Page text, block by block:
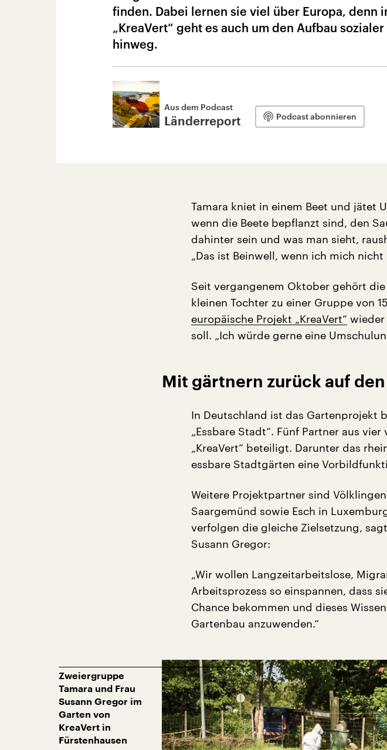
finden. Dabei lernen sie viel über Europa, denn
„KreaVert“ geht es auch um den Aufbau
hinweg.
Aus dem Podcast
Länderreport Podcast abonnieren
Tamara kniet in einem Beet und jätet
wenn die Beete bepflanzt sind, den
dahinter sein und was man sieht,
„Das ist Beinwell, wenn ich mich
Seit vergangenem Oktober gehört
kleinen Tochter zu einer Gruppe von
europäische Projekt „KreaVert“
soll. „Ich würde gerne eine
Mit gärtnern zurück auf
In Deutschland ist das Gartenprojekt
„Essbare Stadt“. Fünf Partner aus
„KreaVert“ beteiligt. Darunter das
essbare Stadtgärten eine
Weitere Projektpartner sind
Saargemünd sowie Esch in
verfolgen die gleiche Zielsetzung,
Susann Gregor:
„Wir wollen Langzeitarbeitslose,
Arbeitsprozess so einspannen, dass
Chance bekommen und dieses
Gartenbau anzuwenden.“
Zweiergruppe
Tamara und Frau
Susann Gregor im
Garten von
KreaVert in
Fürstenhausen